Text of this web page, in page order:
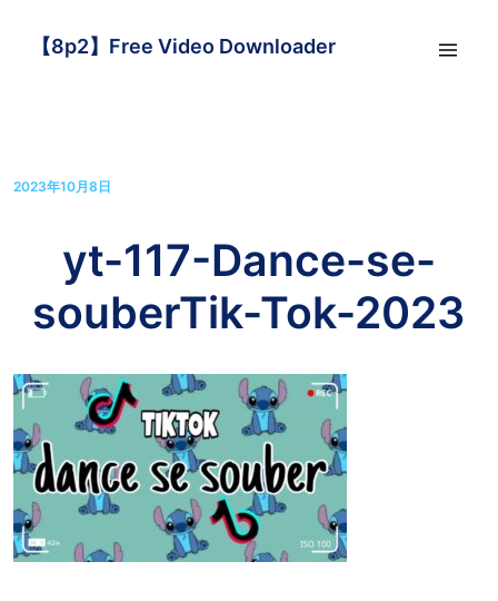
【8p2】Free Video Downloader
2023年10月8日
yt-117-Dance-se-
souberTik-Tok-2023